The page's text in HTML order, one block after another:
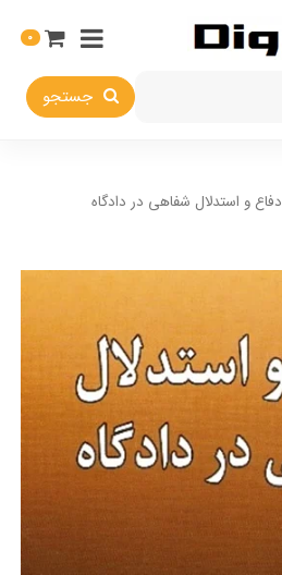
جستجو
0
دفاع و استدلال شفاهی در دادگاه